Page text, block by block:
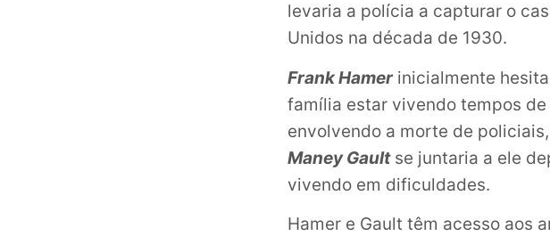
levaria a polícia a capturar o
Unidos na década de 1930.
Frank Hamerinicialmente
família estar vivendo tempos
envolvendo a morte de
Maney Gaultse juntaria a ele
vivendo em dificuldades.
Hamer e Gault têm acesso aos